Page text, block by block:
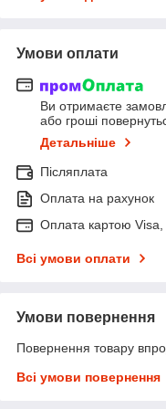
Умови оплати
Ви отримаєте
або гроші
Детальніше
Післяплата
Оплата на рахунок
Оплата картою
Всі умови оплати
Умови повернення
Повернення товару
Всі умови повернення